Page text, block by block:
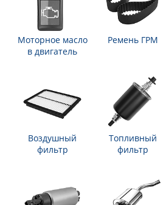
Моторное масло
в двигатель
Ремень ГРМ
Воздушный
фильтр
Топливный
фильтр